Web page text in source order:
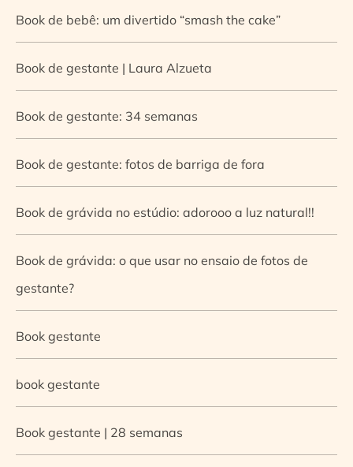
Book de bebê: um divertido “smash the cake”
Book de gestante | Laura Alzueta
Book de gestante: 34 semanas
Book de gestante: fotos de barriga de fora
Book de grávida no estúdio: adorooo a luz natural!!
Book de grávida: o que usar no ensaio de fotos de
gestante?
Book gestante
book gestante
Book gestante | 28 semanas